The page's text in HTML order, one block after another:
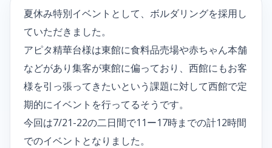
夏休み特別イベントとして、ボルダリングを採用し
ていただきました。
アピタ精華台様は東館に食料品売場や赤ちゃん本舗
などがあり集客が東館に偏っており、西館にもお客
様を引っ張ってきたいという課題に対して西館で定
期的にイベントを行ってるそうです。
今回は7/21-22の二日間で11ー17時までの計12時間
でのイベントとなりました。